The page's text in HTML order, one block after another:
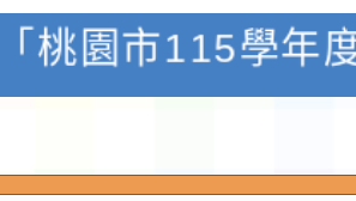
招考代課鐘點教
辦理後續甄選)
桃園市115學年
要點」1份
115學年度學生
一案
市補助參觀特色